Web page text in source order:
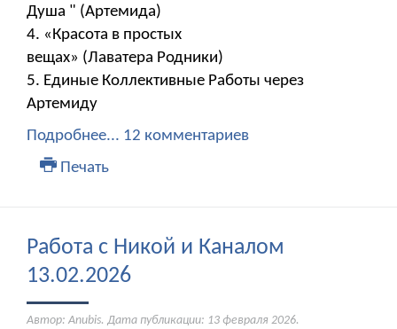
Душа " (Артемида)
4. «Красота в простых
вещах» (Лаватера Родники)
5. Единые Коллективные Работы через
Артемиду
Подробнее... 12 комментариев
Печать
Работа с Никой и Каналом
13.02.2026
Автор: Anubis. Дата публикации: 13 февраля 2026.